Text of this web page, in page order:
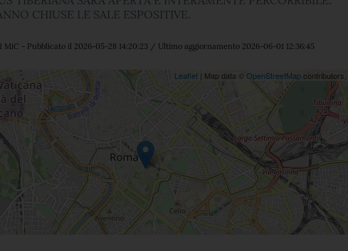
CHIUSE LE SALE ESPOSITIVE.
MiC - Pubblicato il 2026-05-28 14:20:23 / Ultimo aggiornamento 2026-06-01 12:36:45
Leaflet | Map data © OpenStreetMapcontributors,